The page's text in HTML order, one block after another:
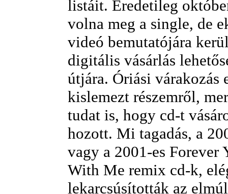
listáit. Eredetileg
volna meg a single, de
videó bemutatójára
digitális vásárlás
útjára. Óriási várakozás
kislemezt részemről,
tudat is, hogy cd-t
hozott. Mi tagadás, a
vagy a 2001-es Forever
With Me remix cd-k,
lekarcsúsították az